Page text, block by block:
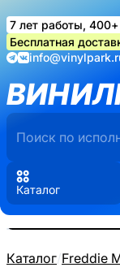
7 лет работы,
Бесплатная
Каталог
Каталог/Freddie
Реальные фото
Нажмите, чтобы